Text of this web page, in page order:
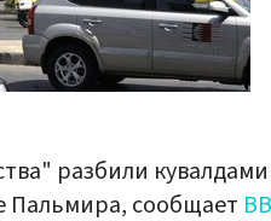
разбили кувалдами
Пальмира, сообщает